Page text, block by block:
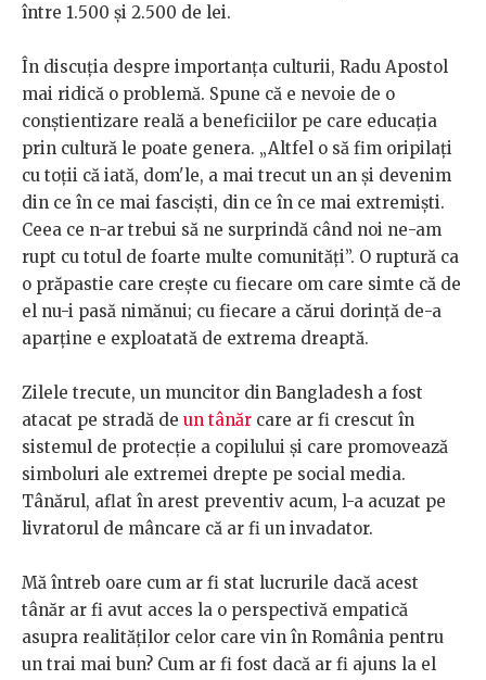
între 1.500 și 2.500 de lei.
În discuția despre importanța culturii, Radu Apostol
mai ridică o problemă. Spune că e nevoie de o
conștientizare reală a beneficiilor pe care educația
prin cultură le poate genera. „Altfel o să fim oripilați
cu toții că iată, dom'le, a mai trecut un an și devenim
din ce în ce mai fasciști, din ce în ce mai extremiști.
Ceea ce n-ar trebui să ne surprindă când noi ne-am
rupt cu totul de foarte multe comunități”. O ruptură ca
o prăpastie care crește cu fiecare om care simte că de
el nu-i pasă nimănui; cu fiecare a cărui dorință de-a
aparține e exploatată de extrema dreaptă.
Zilele trecute, un muncitor din Bangladesh a fost
atacat pe stradă de un tânăr care ar fi crescut în
sistemul de protecție a copilului și care promovează
simboluri ale extremei drepte pe social media.
Tânărul, aflat în arest preventiv acum, l-a acuzat pe
livratorul de mâncare că ar fi un invadator.
Mă întreb oare cum ar fi stat lucrurile dacă acest
tânăr ar fi avut acces la o perspectivă empatică
asupra realităților celor care vin în România pentru
un trai mai bun? Cum ar fi fost dacă ar fi ajuns la el